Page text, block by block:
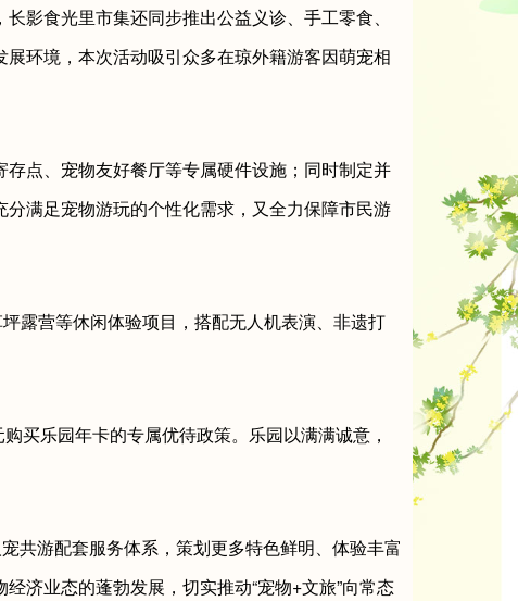
影食光里市集还同步推出公益义诊、手工零食、
环境，本次活动吸引众多在琼外籍游客因萌宠相
点、宠物友好餐厅等专属硬件设施；同时制定并
满足宠物游玩的个性化需求，又全力保障市民游
露营等休闲体验项目，搭配无人机表演、非遗打
买乐园年卡的专属优待政策。乐园以满满诚意，
共游配套服务体系，策划更多特色鲜明、体验丰富
济业态的蓬勃发展，切实推动“宠物+文旅”向常态